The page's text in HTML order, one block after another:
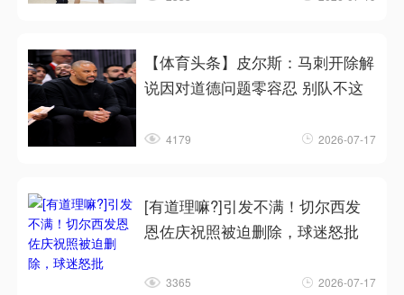
【体育头条】皮尔斯：马刺开除解
说因对道德问题零容忍 别队不这
4179 2026-07-17
[有道理嘛?]引发不满！切尔西发
恩佐庆祝照被迫删除，球迷怒批
3365 2026-07-17